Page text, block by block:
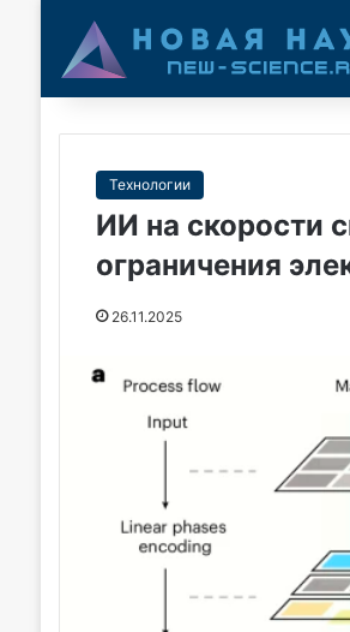
Технологии
ИИ на скорости
ограничения
26.11.2025